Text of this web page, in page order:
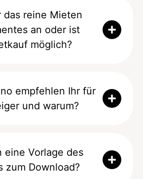
das reine Mieten
an oder ist
möglich?
empfehlen Ihr für
und warum?
eine Vorlage des
zum Download?